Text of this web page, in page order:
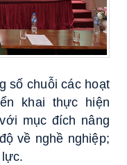
số chuỗi các hoạt
khai thực hiện
mục đích nâng
về nghề nghiệp;